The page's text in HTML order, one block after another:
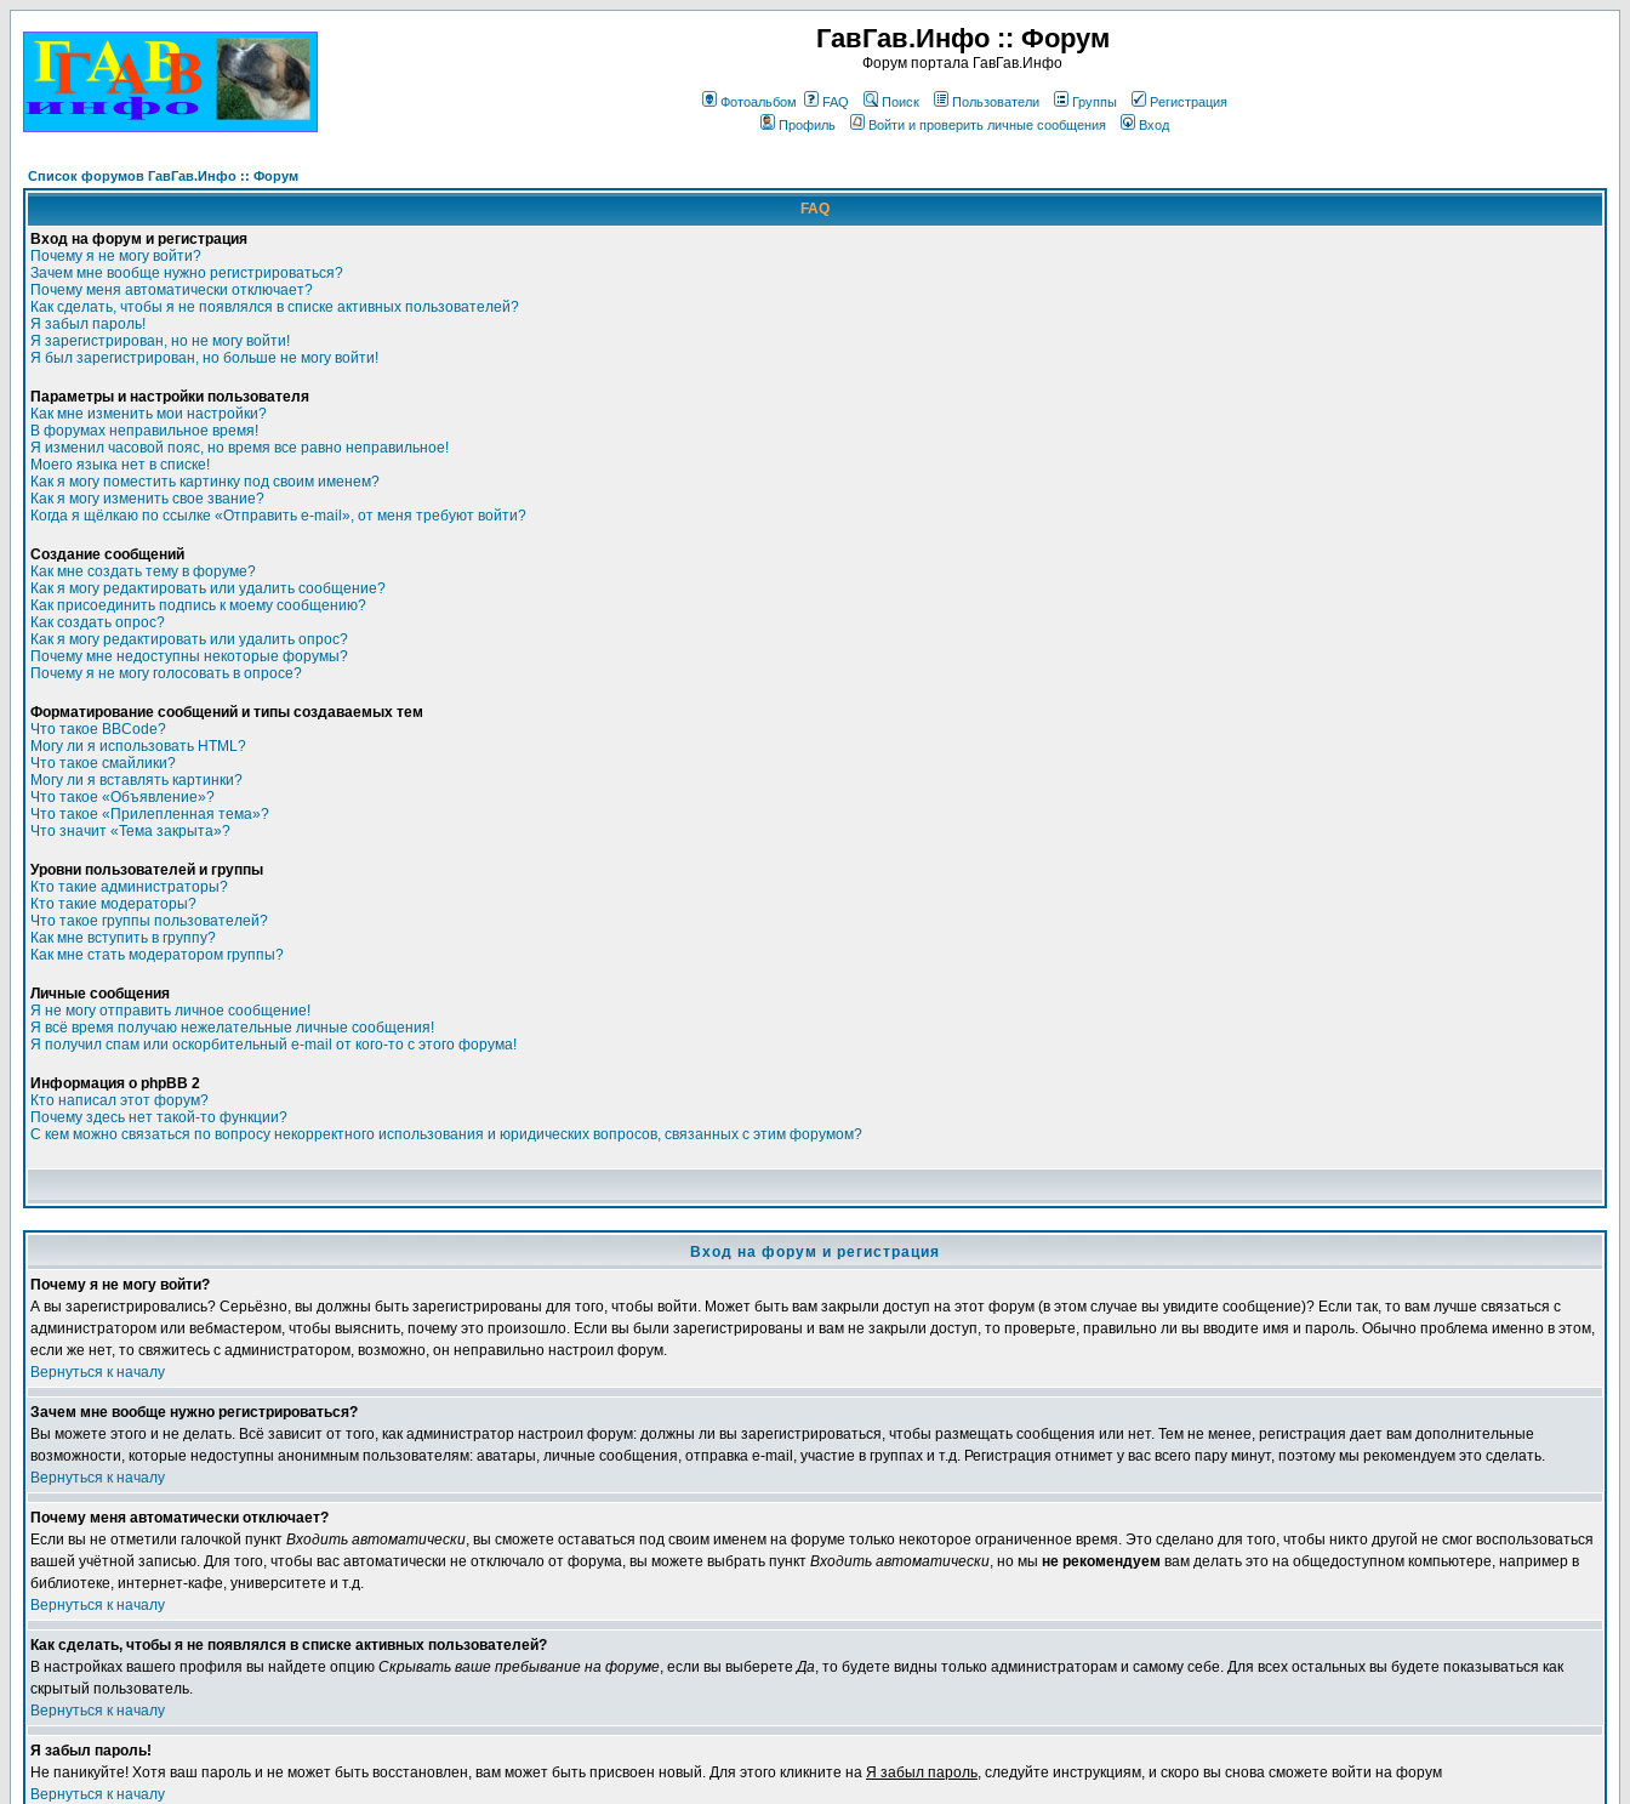
ГавГав.Инфо :: Форум
Форум портала ГавГав.Инфо
Фотоальбом FAQ Поиск Пользователи Группы
Регистрация
Профиль
Войти и проверить личные сообщения Вход
Список форумов ГавГав.Инфо :: Форум
FAQ
Вход на форум и регистрация
Почему я не могу войти?
Зачем мне вообще нужно регистрироваться?
Почему меня автоматически отключает?
Как сделать, чтобы я не появлялся в списке активных пользователей?
Я забыл пароль!
Я зарегистрирован, но не могу войти!
Я был зарегистрирован, но больше не могу войти!
Параметры и настройки пользователя
Как мне изменить мои настройки?
В форумах неправильное время!
Я изменил часовой пояс, но время все равно неправильное!
Моего языка нет в списке!
Как я могу поместить картинку под своим именем?
Как я могу изменить свое звание?
Когда я щёлкаю по ссылке «Отправить e-mail», от меня требуют войти?
Создание сообщений
Как мне создать тему в форуме?
Как я могу редактировать или удалить сообщение?
Как присоединить подпись к моему сообщению?
Как создать опрос?
Как я могу редактировать или удалить опрос?
Почему мне недоступны некоторые форумы?
Почему я не могу голосовать в опросе?
Форматирование сообщений и типы создаваемых тем
Что такое BBCode?
Могу ли я использовать HTML?
Что такое смайлики?
Могу ли я вставлять картинки?
Что такое «Объявление»?
Что такое «Прилепленная тема»?
Что значит «Тема закрыта»?
Уровни пользователей и группы
Кто такие администраторы?
Кто такие модераторы?
Что такое группы пользователей?
Как мне вступить в группу?
Как мне стать модератором группы?
Личные сообщения
Я не могу отправить личное сообщение!
Я всё время получаю нежелательные личные сообщения!
Я получил спам или оскорбительный e-mail от кого-то с этого форума!
Информация о phpBB 2
Кто написал этот форум?
Почему здесь нет такой-то функции?
С кем можно связаться по вопросу некорректного использования и юридических вопросов, связанных с этим форумом?
Вход на форум и регистрация
Почему я не могу войти?
А вы зарегистрировались? Серьёзно, вы должны быть зарегистрированы для того, чтобы войти. Может быть вам закрыли доступ на этот форум (в этом случае вы увидите сообщение)? Если так, то вам лучше связаться с
администратором или вебмастером, чтобы выяснить, почему это произошло. Если вы были зарегистрированы и вам не закрыли доступ, то проверьте, правильно ли вы вводите имя и пароль. Обычно проблема именно в этом,
если же нет, то свяжитесь с администратором, возможно, он неправильно настроил форум.
Вернуться к началу
Зачем мне вообще нужно регистрироваться?
Вы можете этого и не делать. Всё зависит от того, как администратор настроил форум: должны ли вы зарегистрироваться, чтобы размещать сообщения или нет. Тем не менее, регистрация дает вам дополнительные
возможности, которые недоступны анонимным пользователям: аватары, личные сообщения, отправка e-mail, участие в группах и т.д. Регистрация отнимет у вас всего пару минут, поэтому мы рекомендуем это сделать.
Вернуться к началу
Почему меня автоматически отключает?
Если вы не отметили галочкой пункт Входить автоматически, вы сможете оставаться под своим именем на форуме только некоторое ограниченное время. Это сделано для того, чтобы никто другой не смог воспользоваться
вашей учётной записью. Для того, чтобы вас автоматически не отключало от форума, вы можете выбрать пункт Входить автоматически, но мы не рекомендуем вам делать это на общедоступном компьютере, например в
библиотеке, интернет-кафе, университете и т.д.
Вернуться к началу
Как сделать, чтобы я не появлялся в списке активных пользователей?
В настройках вашего профиля вы найдете опцию Скрывать ваше пребывание на форуме, если вы выберетеДа, то будете видны только администраторам и самому себе. Для всех остальных вы будете показываться как
скрытый пользователь.
Вернуться к началу
Я забыл пароль!
Не паникуйте! Хотя ваш пароль и не может быть восстановлен, вам может быть присвоен новый. Для этого кликните на Я забыл пароль, следуйте инструкциям, и скоро вы снова сможете войти на форум
Вернуться к началу